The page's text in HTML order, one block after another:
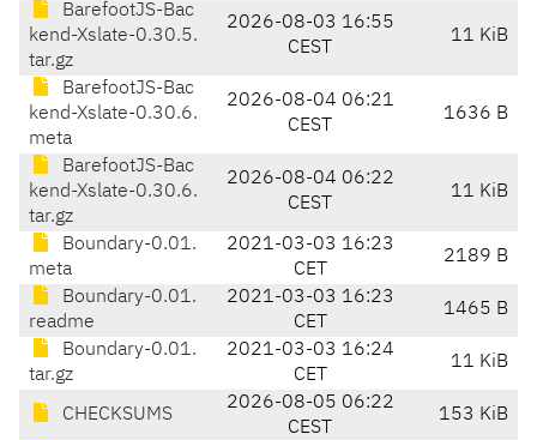
BarefootJS-Bac
kend-Xslate-0.30.5.
tar.gz
2026-08-03 16:55
CEST
11 KiB
BarefootJS-Bac
kend-Xslate-0.30.6.
meta
2026-08-04 06:21
CEST
1636 B
BarefootJS-Bac
kend-Xslate-0.30.6.
tar.gz
2026-08-04 06:22
CEST
11 KiB
Boundary-0.01.
meta
2021-03-03 16:23
CET
2189 B
Boundary-0.01.
readme
2021-03-03 16:23
CET
1465 B
Boundary-0.01.
tar.gz
2021-03-03 16:24
CET
11 KiB
CHECKSUMS
2026-08-05 06:22
CEST
153 KiB